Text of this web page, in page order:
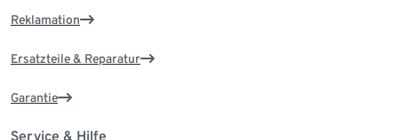
Reklamation
Ersatzteile & Reparatur
Garantie
Service & Hilfe